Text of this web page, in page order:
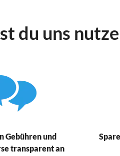
du uns
Gebühren und
transparent an